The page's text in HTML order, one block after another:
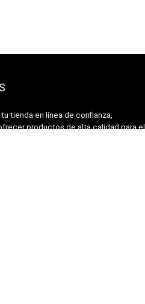
tienda en línea de confianza,
productos de alta calidad para el